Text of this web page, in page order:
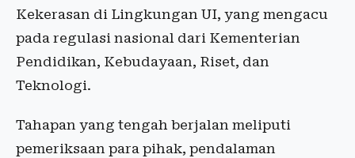
Kekerasan di Lingkungan UI, yang mengacu
pada regulasi nasional dari Kementerian
Pendidikan, Kebudayaan, Riset, dan
Teknologi.
Tahapan yang tengah berjalan meliputi
pemeriksaan para pihak, pendalaman